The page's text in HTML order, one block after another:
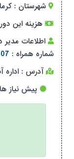
شهرستان :
هزینه این
اطلاعات مدیر
شماره همراه :
آدرس :
پیش نیاز